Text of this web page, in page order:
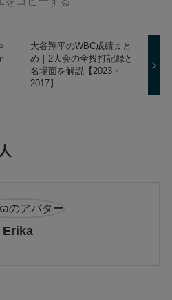
大谷翔平のWBC成績まと
め｜2大会の全投打記録と
名場面を解説【2023・
2017】
Erika